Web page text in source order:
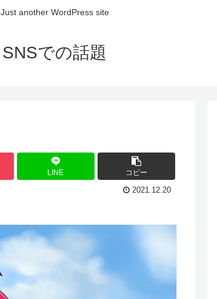
Just another WordPress site
SNSでの話題
LINE コピー
2021.12.20